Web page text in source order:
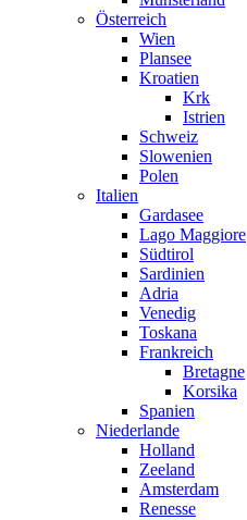
Österreich
Wien
Plansee
Kroatien
Krk
Istrien
Schweiz
Slowenien
Polen
Italien
Gardasee
Lago Maggiore
Südtirol
Sardinien
Adria
Venedig
Toskana
Frankreich
Bretagne
Korsika
Spanien
Niederlande
Holland
Zeeland
Amsterdam
Renesse